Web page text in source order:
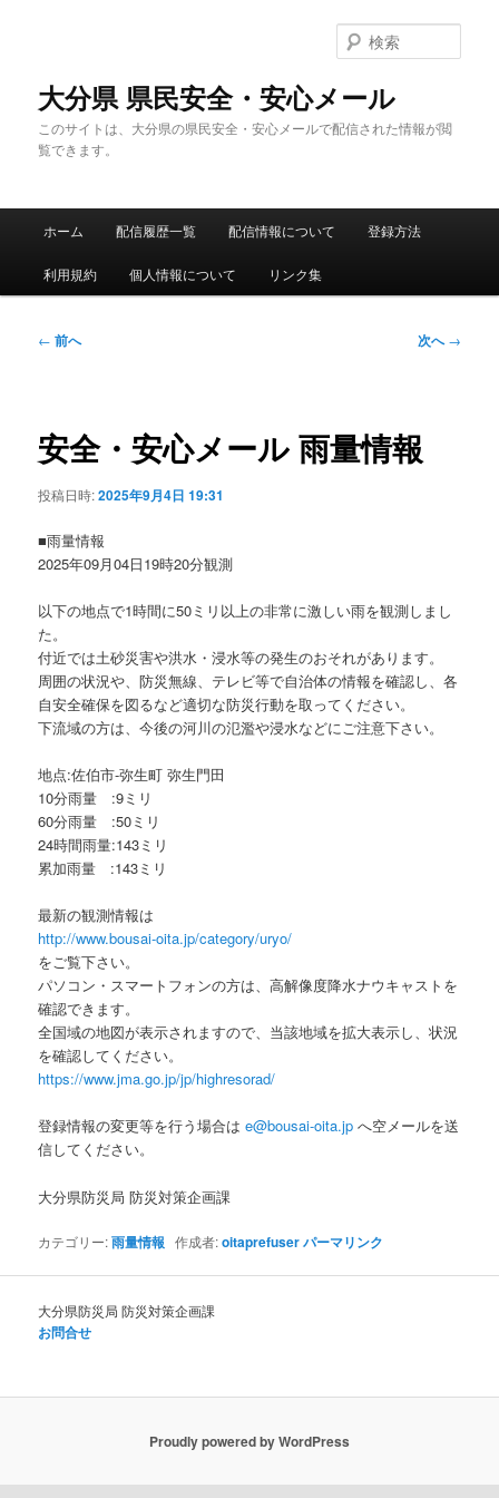
大分県 県民安全・安心メール
このサイトは、大分県の県民安全・安心メールで配信された情報が閲
覧できます。
索
メ
ホーム 配信履歴一覧 配信情報について 登録方法
利用規約 個人情報について リンク集
投
ゲ
ー
ョ
← 前へ 次へ→
安全・安心メール 雨量情報
投稿日時:2025年9月4日 19:31
■雨量情報
2025年09月04日19時20分観測
以下の地点で1時間に50ミリ以上の非常に激しい雨を観測しまし
た。
付近では土砂災害や洪水・浸水等の発生のおそれがあります。
周囲の状況や、防災無線、テレビ等で自治体の情報を確認し、各
自安全確保を図るなど適切な防災行動を取ってください。
下流域の方は、今後の河川の氾濫や浸水などにご注意下さい。
地点:佐伯市-弥生町 弥生門田
10分雨量 :9ミリ
60分雨量 :50ミリ
24時間雨量:143ミリ
累加雨量 :143ミリ
最新の観測情報は
http://www.bousai-oita.jp/category/uryo/
をご覧下さい。
パソコン・スマートフォンの方は、高解像度降水ナウキャストを
確認できます。
全国域の地図が表示されますので、当該地域を拡大表示し、状況
を確認してください。
https://www.jma.go.jp/jp/highresorad/
登録情報の変更等を行う場合はe@bousai-oita.jp へ空メールを送
信してください。
大分県防災局 防災対策企画課
カテゴリー:雨量情報 作成者:oitaprefuserパーマリンク
大分県防災局 防災対策企画課
お問合せ
Proudly powered by WordPress